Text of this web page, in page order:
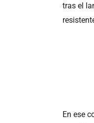
tras el
En ese